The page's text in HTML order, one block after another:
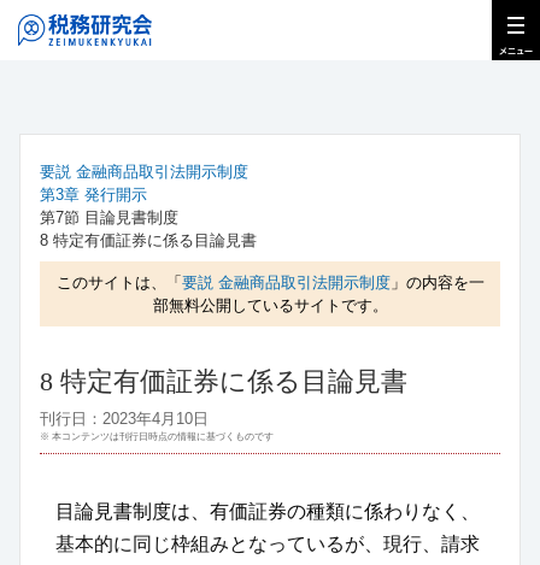
要説 金融商品取引法開示制度
第3章 発行開示
第7節 目論見書制度
8 特定有価証券に係る目論見書
このサイトは、「 要説 金融商品取引法開示制度」の内容を一
部無料公開しているサイトです。
8 特定有価証券に係る目論見書
刊行日：2023年4月10日
※ 本コンテンツは刊行日時点の情報に基づくものです
目論見書制度は、有価証券の種類に係わりなく、
基本的に同じ枠組みとなっているが、現行、請求